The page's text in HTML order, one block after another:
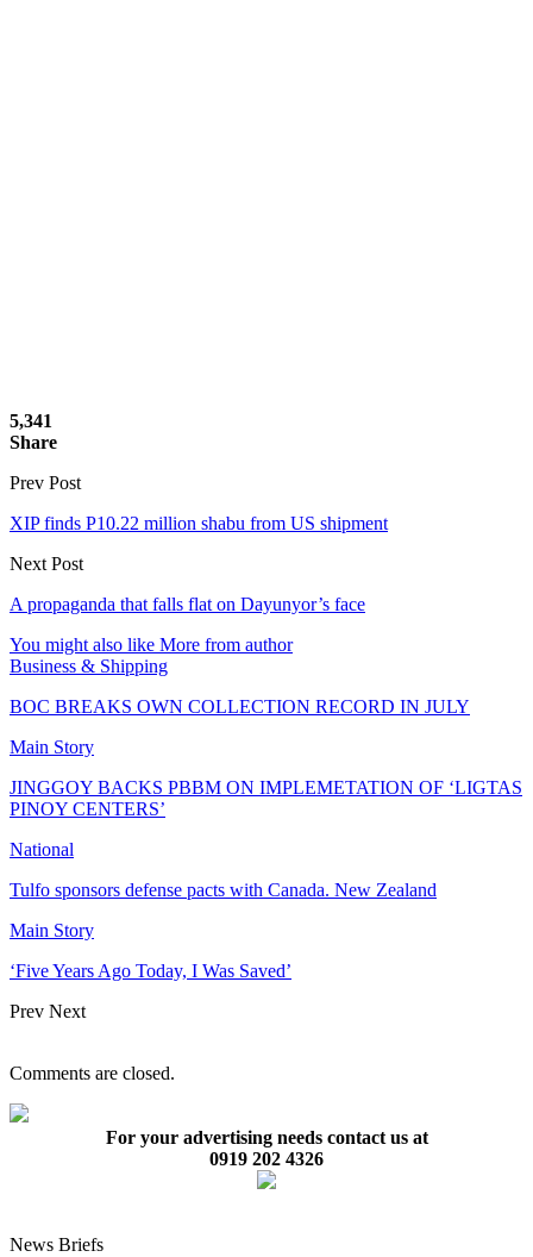
5,341
Share
Prev Post
XIP finds P10.22 million shabu from US shipment
Next Post
A propaganda that falls flat on Dayunyor’s face
You might also like More from author
Business & Shipping
BOC BREAKS OWN COLLECTION RECORD IN JULY
Main Story
JINGGOY BACKS PBBM ON IMPLEMETATION OF ‘LIGTAS
PINOY CENTERS’
National
Tulfo sponsors defense pacts with Canada. New Zealand
Main Story
‘Five Years Ago Today, I Was Saved’
Prev Next
Comments are closed.
For your advertising needs contact us at
0919 202 4326
News Briefs